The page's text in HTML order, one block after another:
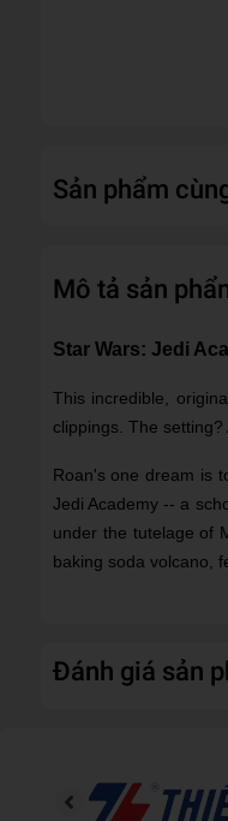
Sản phẩm
Mô tả sản
Star Wars: Jedi
This incredible,
clippings. The setting?
Roan's one dream is
Jedi Academy -- a
under the tutelage of
baking soda volcano,
Đánh giá sản